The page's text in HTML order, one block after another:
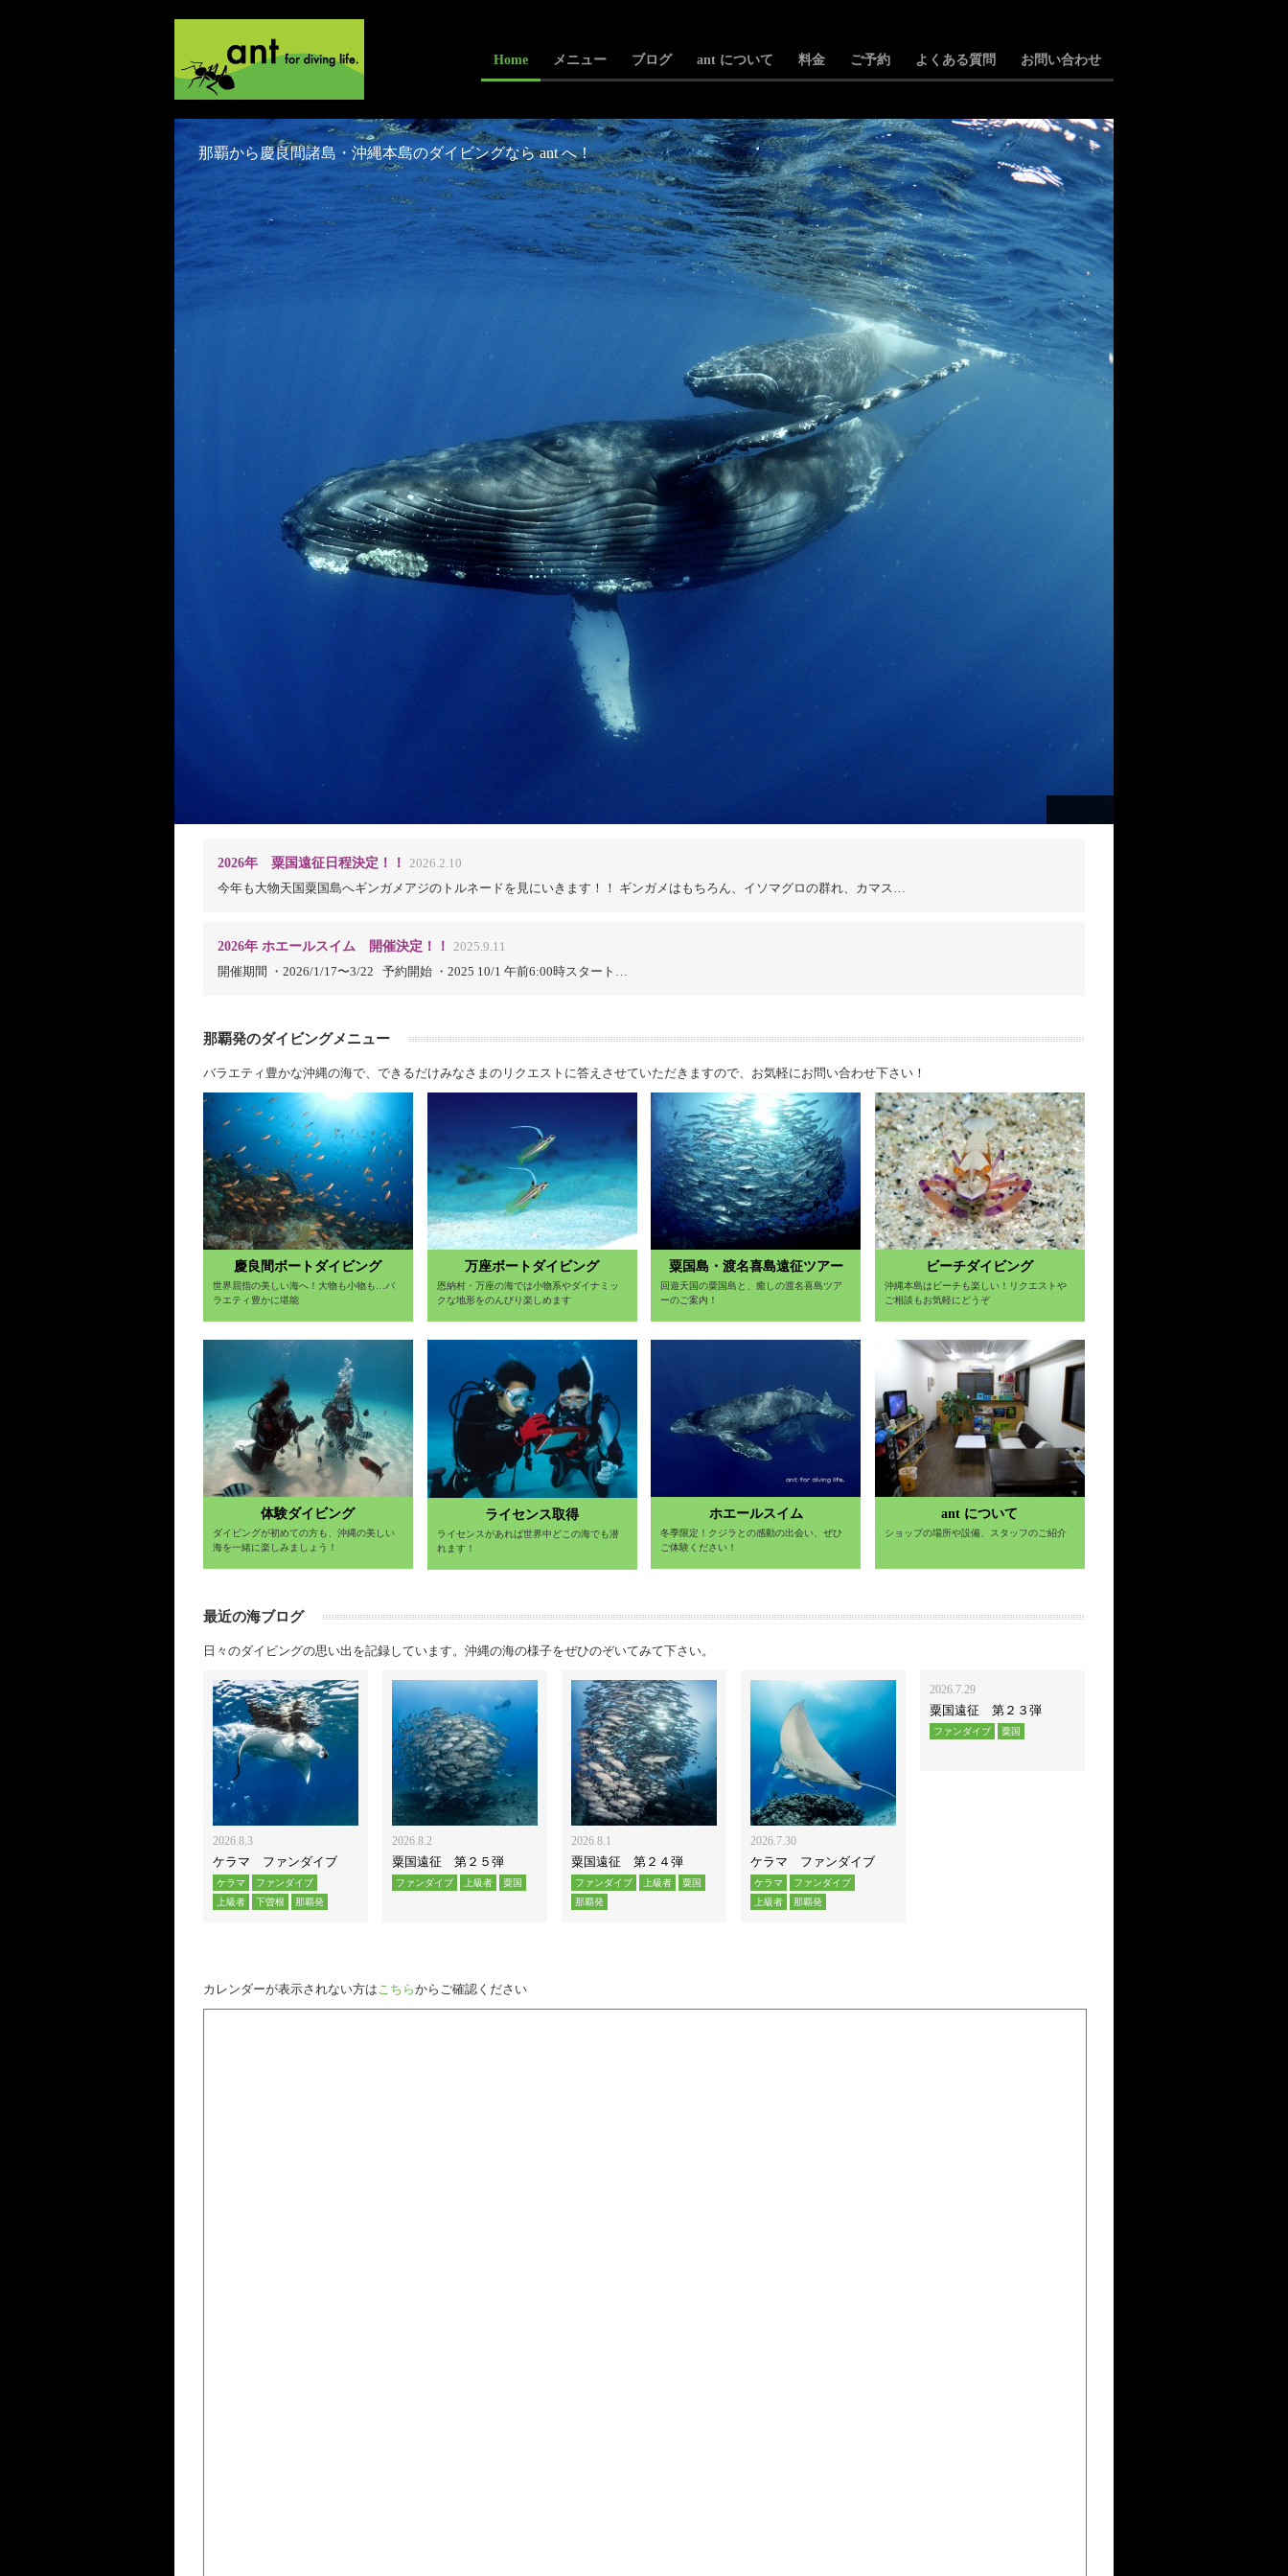
Home メニュー ブログ ant について 料金 ご予約 よくある質問 お問い合わせ
那覇から慶良間諸島・沖縄本島のダイビングなら ant へ！
2026年 粟国遠征日程決定！！ 2026.2.10
今年も大物天国粟国島へギンガメアジのトルネードを見にいきます！！ ギンガメはもちろん、イソマグロの群れ、カマス…
2026年 ホエールスイム 開催決定！！ 2025.9.11
開催期間 ・2026/1/17〜3/22 予約開始 ・2025 10/1 午前6:00時スタート…
那覇発のダイビングメニュー
バラエティ豊かな沖縄の海で、できるだけみなさまのリクエストに答えさせていただきますので、お気軽にお問い合わせ下さい！
慶良間ボートダイビング
世界屈指の美しい海へ！大物も小物も…バ
ラエティ豊かに堪能
万座ボートダイビング
恩納村・万座の海では小物系やダイナミッ
クな地形をのんびり楽しめます
粟国島・渡名喜島遠征ツアー
回遊天国の粟国島と、癒しの渡名喜島ツア
ーのご案内！
ビーチダイビング
沖縄本島はビーチも楽しい！リクエストや
ご相談もお気軽にどうぞ
体験ダイビング
ダイビングが初めての方も、沖縄の美しい
海を一緒に楽しみましょう！
ライセンス取得
ライセンスがあれば世界中どこの海でも潜
れます！
ホエールスイム
冬季限定！クジラとの感動の出会い、ぜひ
ご体験ください！
ant について
ショップの場所や設備、スタッフのご紹介
最近の海ブログ
日々のダイビングの思い出を記録しています。沖縄の海の様子をぜひのぞいてみて下さい。
2026.8.3
ケラマ ファンダイブ
ケラマ
ファンダイブ
上級者
下曽根 那覇発
2026.8.2
粟国遠征 第２５弾
ファンダイブ 上級者 粟国
2026.8.1
粟国遠征 第２４弾
ファンダイブ 上級者
粟国
那覇発
2026.7.30
ケラマ ファンダイブ
ケラマ
ファンダイブ
上級者
那覇発
2026.7.29
粟国遠征 第２３弾
ファンダイブ 粟国
カレンダーが表示されない方は こちらからご確認ください